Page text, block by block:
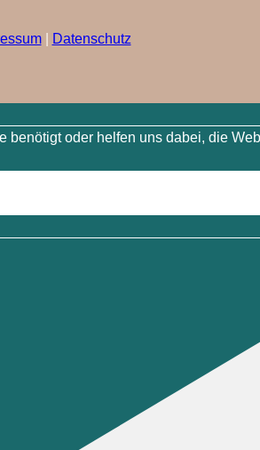
| Datenschutz
oder helfen uns dabei, die